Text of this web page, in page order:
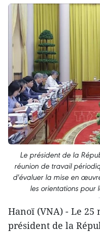
Le président de la
réunion de travail
d'évaluer la mise en
les orientations pour
Hanoï (VNA) - Le 25
président de la